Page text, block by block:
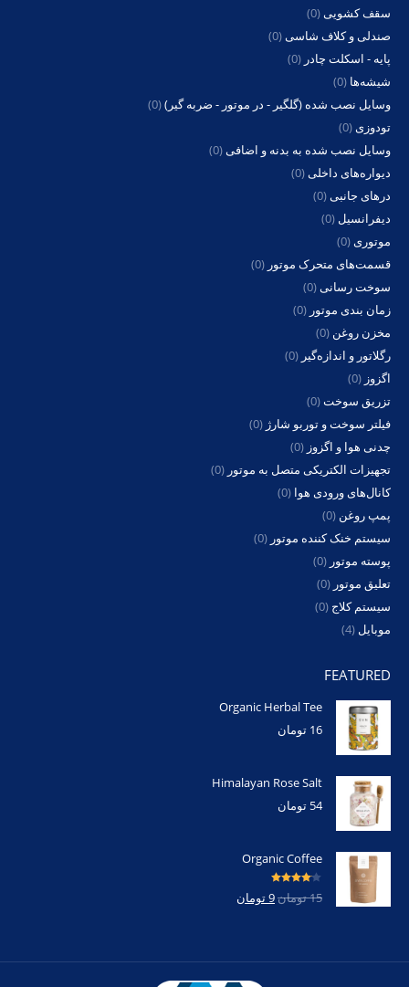
سقف کشویی(0)
صندلی و کلاف شاسی(0)
پایه - اسکلت چادر (0)
شیشه‌ها (0)
وسایل نصب شده (گلگیر - در موتور - ضربه گیر)(0)
تودوزی(0)
وسایل نصب شده به بدنه و اضافی(0)
دیواره‌های داخلی(0)
درهای جانبی(0)
دیفرانسیل (0)
موتوری(0)
قسمت‌های متحرک موتور (0)
سوخت رسانی(0)
زمان بندی موتور (0)
مخزن روغن (0)
رگلاتور و اندازه‌گیر (0)
اگزوز (0)
تزریق سوخت(0)
فیلتر سوخت و توربو شارژ (0)
چدنی هوا و اگزوز (0)
تجهیزات الکتریکی متصل به موتور (0)
کانال‌های ورودی هوا (0)
پمپ روغن (0)
سیستم خنک کننده موتور (0)
پوسته موتور (0)
تعلیق موتور (0)
سیستم کلاج (0)
موبایل (4)
FEATURED
Organic Herbal Tee
16 تومان
Himalayan Rose Salt
54 تومان
Organic Coffee
امتیاز4.00
از 5 15تومان9تومان